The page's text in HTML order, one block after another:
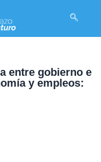
entre gobierno e
y empleos: